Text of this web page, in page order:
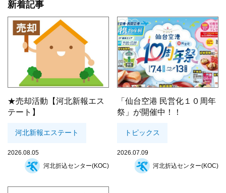
新着記事
★売却活動【河北新報エス
テート】
河北新報エステート
2026.08.05
河北折込センター(KOC)
「仙台空港 民営化１０周年
祭」が開催中！！
トピックス
2026.07.09
河北折込センター(KOC)